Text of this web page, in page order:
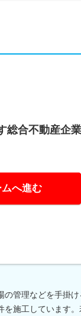
総合不動産企
へ進む
管理などを手掛
を施工しています